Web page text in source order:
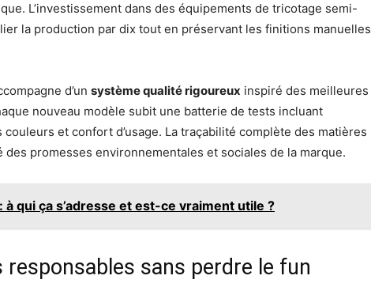
L’investissement dans des équipements de tricotage semi-
la production par dix tout en préservant les finitions manuelles
d’un système qualité rigoureux inspiré des meilleures
nouveau modèle subit une batterie de tests incluant
et confort d’usage. La traçabilité complète des matières
des promesses environnementales et sociales de la marque.
qui ça s’adresse et est-ce vraiment utile ?
responsables sans perdre le fun